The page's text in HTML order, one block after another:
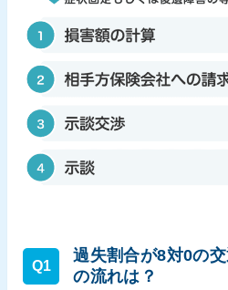
Q1
過失割合が8対0の
の流れは？